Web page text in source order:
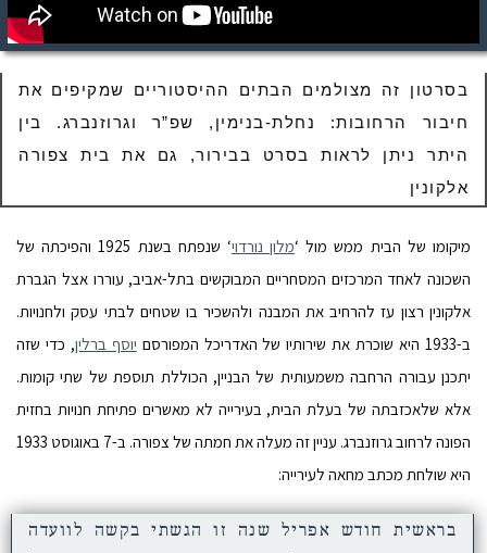
בסרטון זה מצולמים הבתים ההיסטוריים שמקיפים את
חיבור הרחובות: נחלת-בנימין, שפ”ר וגרוזנברג. בין
היתר ניתן לראות בסרט בבירור, גם את בית צפורה
אלקונין
מיקומו של הבית ממש מול ‘מלון נורדוי
‘ שנפתח בשנת 1925 והפיכתה של
השכונה לאחד המרכזים המסחריים המבוקשים בתל-אביב, עוררו אצל הגברת
אלקונין רצון עז להרחיב את המבנה ולהשכיר בו שטחים לבתי עסק ולחנויות.
ב-1933 היא שוכרת את שירותיו של האדריכל המפורסם
יוסף ברלין, כדי שזה
יתכנן עבורה הרחבה משמעותית של הבניין, הכוללת תוספת של שתי קומות.
אלא שלאכזבתה של בעלת הבית, בעירייה לא מאשרים פתיחת חנויות בחזית
הפונה לרחוב גרוזנברג. עניין זה מעלה את חמתה של צפורה. ב-7 באוגוסט 1933
היא שולחת מכתב מחאה לעירייה:
בראשית חודש אפריל שנה זו הגשתי בקשה לוועדה